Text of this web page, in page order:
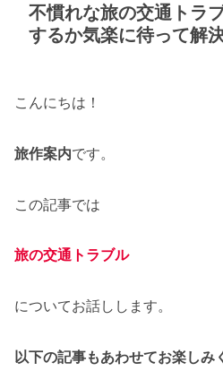
不慣れな旅の交通トラ
するか気楽に待って解
こんにちは！
旅作案内です。
この記事では
旅の交通トラブル
についてお話しします。
以下の記事もあわせてお楽しみ